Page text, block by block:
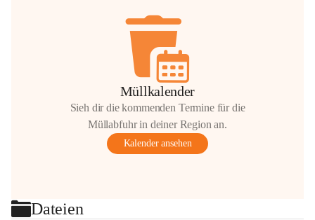
Müllkalender
Sieh dir die kommenden Termine für die
Müllabfuhr in deiner Region an.
Kalender ansehen
Dateien